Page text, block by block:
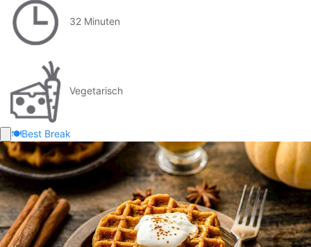
32 Minuten
Vegetarisch
🍽️Best Break